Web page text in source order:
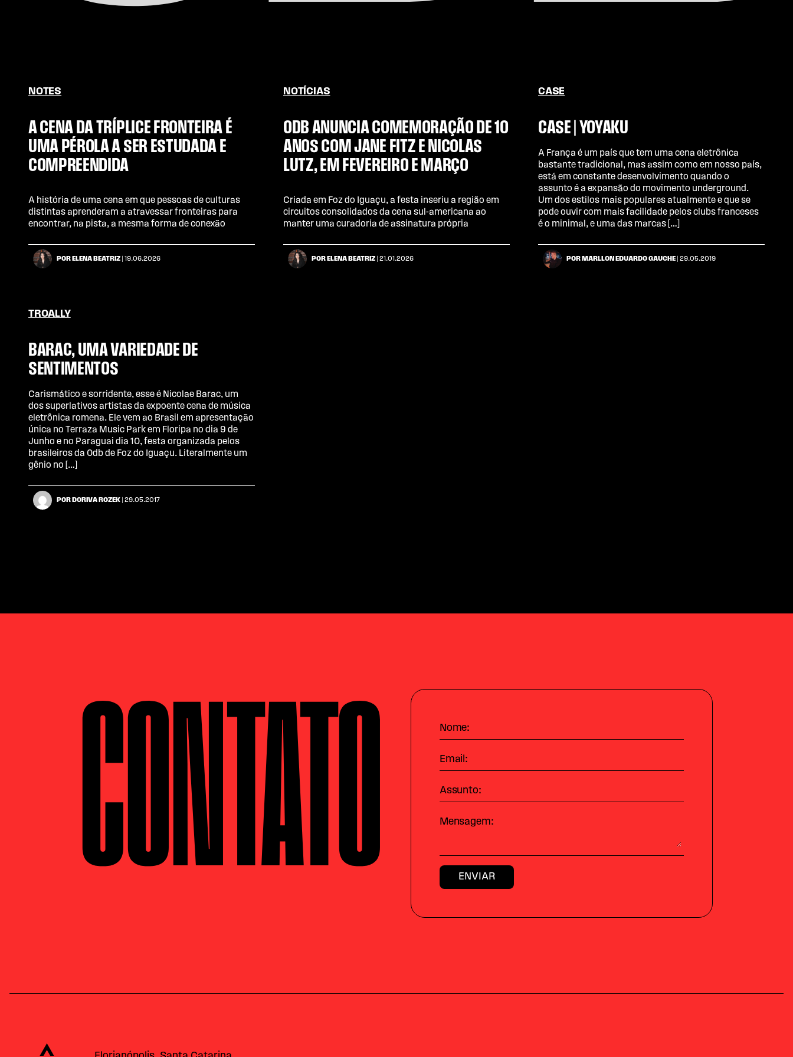
NOTES
A CENA DA TRÍPLICE FRONTEIRA É
UMA PÉROLA A SER ESTUDADA E
COMPREENDIDA
A história de uma cena em que pessoas de culturas
distintas aprenderam a atravessar fronteiras para
encontrar, na pista, a mesma forma de conexão
POR ELENA BEATRIZ | 19.06.2026
NOTÍCIAS
0DB ANUNCIA COMEMORAÇÃO DE 10
ANOS COM JANE FITZ E NICOLAS
LUTZ, EM FEVEREIRO E MARÇO
Criada em Foz do Iguaçu, a festa inseriu a região em
circuitos consolidados da cena sul-americana ao
manter uma curadoria de assinatura própria
POR ELENA BEATRIZ | 21.01.2026
CASE
CASE | YOYAKU
A França é um país que tem uma cena eletrônica
bastante tradicional, mas assim como em nosso país,
está em constante desenvolvimento quando o
assunto é a expansão do movimento underground.
Um dos estilos mais populares atualmente e que se
pode ouvir com mais facilidade pelos clubs franceses
é o minimal, e uma das marcas […]
POR MARLLON EDUARDO GAUCHE | 29.05.2019
TROALLY
BARAC, UMA VARIEDADE DE
SENTIMENTOS
Carismático e sorridente, esse é Nicolae Barac, um
dos superlativos artistas da expoente cena de música
eletrônica romena. Ele vem ao Brasil em apresentação
única no Terraza Music Park em Floripa no dia 9 de
Junho e no Paraguai dia 10, festa organizada pelos
brasileiros da 0db de Foz do Iguaçu. Literalmente um
gênio no […]
POR DORIVA ROZEK | 29.05.2017
CONTATO Nome:
Email:
Assunto:
Mensagem:
Alataj